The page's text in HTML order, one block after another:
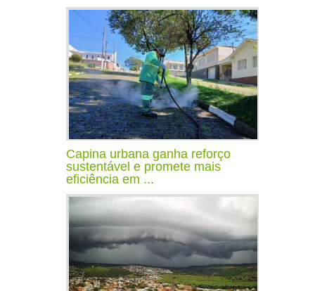
Capina urbana ganha reforço
sustentável e promete mais
eficiência em ...